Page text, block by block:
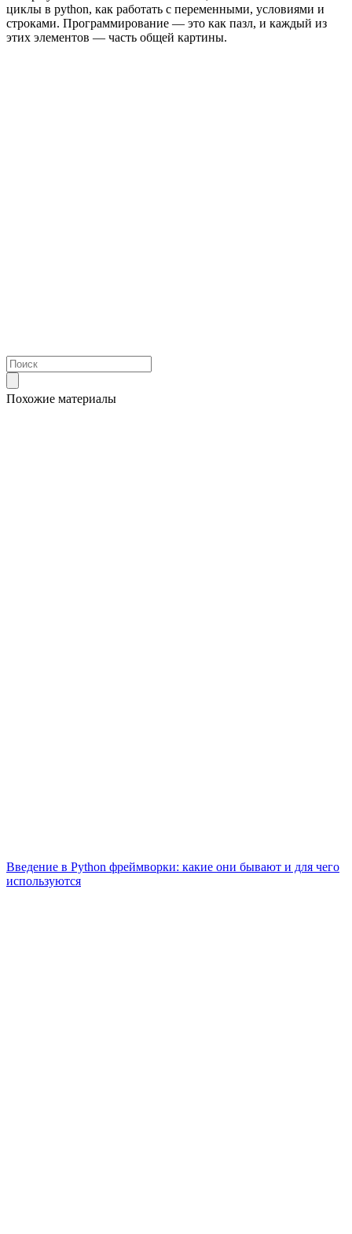
циклы в python, как работать с переменными, условиями и
строками. Программирование — это как пазл, и каждый из
этих элементов — часть общей картины.
Похожие материалы
Введение в Python фреймворки: какие они бывают и для чего
используются